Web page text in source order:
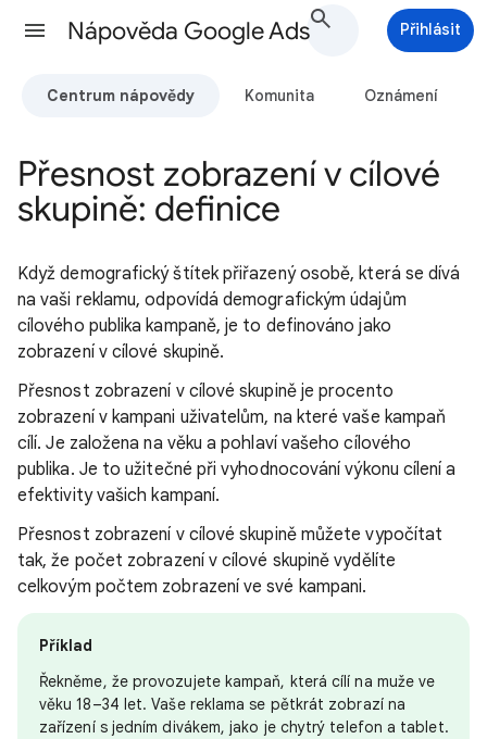
Nápověda Google Ads Přihlásit
Centrum nápovědy Komunita Oznámení
Přesnost zobrazení v cílové
skupině: definice
Když demografický štítek přiřazený osobě, která se dívá
na vaši reklamu, odpovídá demografickým údajům
cílového publika kampaně, je to definováno jako
zobrazení v cílové skupině.
Přesnost zobrazení v cílové skupině je procento
zobrazení v kampani uživatelům, na které vaše kampaň
cílí. Je založena na věku a pohlaví vašeho cílového
publika. Je to užitečné při vyhodnocování výkonu cílení a
efektivity vašich kampaní.
Přesnost zobrazení v cílové skupině můžete vypočítat
tak, že počet zobrazení v cílové skupině vydělíte
celkovým počtem zobrazení ve své kampani.
Příklad
Řekněme, že provozujete kampaň, která cílí na muže ve
věku 18–34 let. Vaše reklama se pětkrát zobrazí na
zařízení s jedním divákem, jako je chytrý telefon a tablet.